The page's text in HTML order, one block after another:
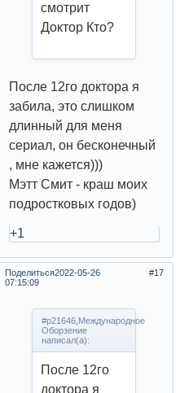
смотрит
Доктор Кто?
После 12го доктора я
забила, это слишком
длинный для меня
сериал, он бесконечный
, мне кажется)))
Мэтт Смит - краш моих
подростковых годов)
+1
Поделиться 17
2022-05-26
07:15:09
#p21646,Международное
Оборзение
написал(а):
После 12го
доктора я